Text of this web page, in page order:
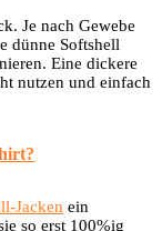
Je nach Gewebe
dünne Softshell
Eine dickere
nutzen und einfach
Jacken ein
so erst 100%ig